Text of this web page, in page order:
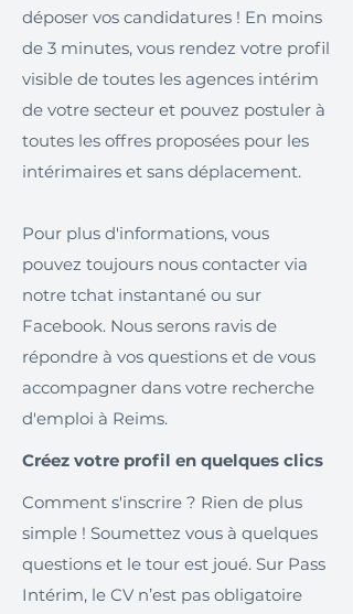
déposer vos candidatures ! En moins
de 3 minutes, vous rendez votre profil
visible de toutes les agences intérim
de votre secteur et pouvez postuler à
toutes les offres proposées pour les
intérimaires et sans déplacement.
Pour plus d'informations, vous
pouvez toujours nous contacter via
notre tchat instantané ou sur
Facebook. Nous serons ravis de
répondre à vos questions et de vous
accompagner dans votre recherche
d'emploi à Reims.
Créez votre profil en quelques clics
Comment s'inscrire ? Rien de plus
simple ! Soumettez vous à quelques
questions et le tour est joué. Sur Pass
Intérim, le CV n’est pas obligatoire